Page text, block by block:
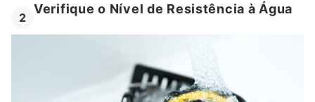
2
Verifique o Nível de Resistência à Água